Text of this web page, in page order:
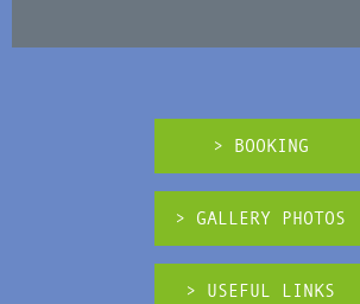
> BOOKING
> GALLERY PHOTOS
> USEFUL LINKS